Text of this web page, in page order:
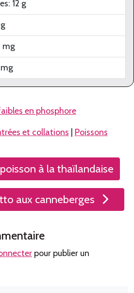
12 g
mg
mg
en phosphore
et collations | Poissons
à la thaïlandaise
aux canneberges
pour publier un